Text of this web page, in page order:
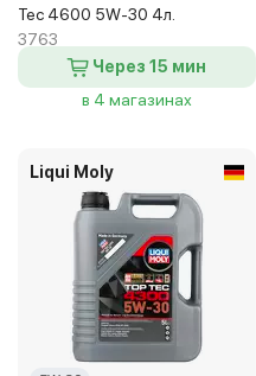
Tec 4600 5W-30 4л.
3763
Через 15 мин
в 4 магазинах
Liqui Moly